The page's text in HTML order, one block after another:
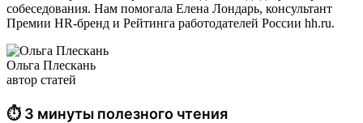
собеседования. Нам помогала Елена Лондарь, консультант
Премии HR-бренд и Рейтинга работодателей России hh.ru.
Ольга Плескань
автор статей
⏱ 3 минуты полезного чтения